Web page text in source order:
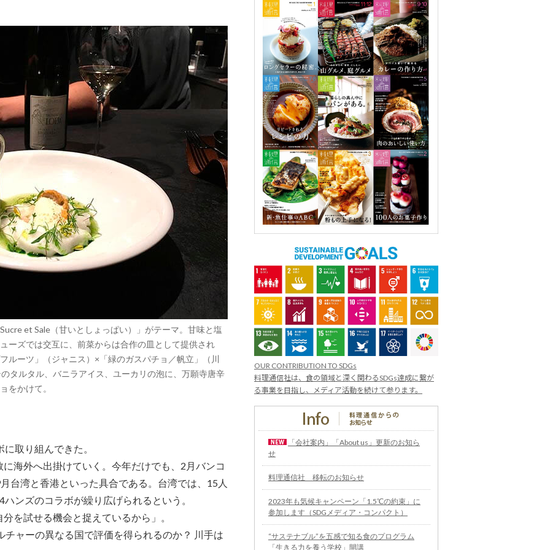
et Sale（甘いとしょっぱい）」がテーマ。甘味と塩
ーズでは交互に、前菜からは合作の皿として提供され
ルーツ」（ジャニス）×「緑のガスパチョ／帆立」（川
タルタル、バニラアイス、ユーカリの泡に、万願寺唐辛
をかけて。
取り組んできた。
海外へ出掛けていく。今年だけでも、2月バンコ
台湾と香港といった具合である。台湾では、15人
ンズのコラボが繰り広げられるという。
を試せる機会と捉えているから」。
ャーの異なる国で評価を得られるのか？ 川手は
OUR CONTRIBUTION TO SDGs
料理通信社は、食の領域と深く関わるSDGs達成に繋が
る事業を目指し、メディア活動を続けて参ります。
「会社案内」「About us」更新のお知ら
せ
料理通信社 移転のお知らせ
2023年も気候キャンペーン「1.5℃の約束」に
参加します（SDGメディア・コンパクト）
“サステナブル”を五感で知る食のプログラム
「生きる力を養う学校」開講